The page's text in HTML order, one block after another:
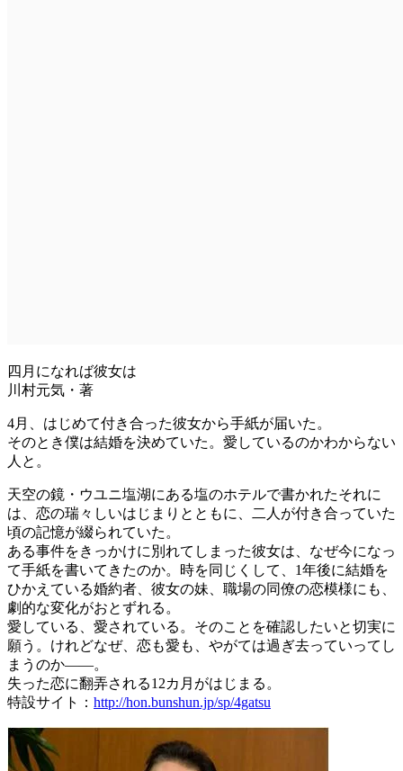
四月になれば彼女は
川村元気・著
4月、はじめて付き合った彼女から手紙が届いた。
そのとき僕は結婚を決めていた。愛しているのかわからない
人と。
天空の鏡・ウユニ塩湖にある塩のホテルで書かれたそれに
は、恋の瑞々しいはじまりとともに、二人が付き合っていた
頃の記憶が綴られていた。
ある事件をきっかけに別れてしまった彼女は、なぜ今になっ
て手紙を書いてきたのか。時を同じくして、1年後に結婚を
ひかえている婚約者、彼女の妹、職場の同僚の恋模様にも、
劇的な変化がおとずれる。
愛している、愛されている。そのことを確認したいと切実に
願う。けれどなぜ、恋も愛も、やがては過ぎ去っていってし
まうのか――。
失った恋に翻弄される12カ月がはじまる。
特設サイト： http://hon.bunshun.jp/sp/4gatsu